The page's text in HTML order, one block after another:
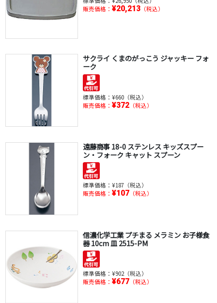
販売価格： ¥20,213（税込）
サクライ くまのがっこう ジャッキー フォ
ーク
標準価格： ¥660（税込）
販売価格： ¥372（税込）
遠藤商事 18-0 ステンレス キッズスプー
ン・フォーク キャット スプーン
標準価格： ¥187（税込）
販売価格： ¥107（税込）
信濃化学工業 プチまる メラミン お子様食
器 10cm 皿 2515-PM
標準価格： ¥902（税込）
販売価格： ¥677（税込）